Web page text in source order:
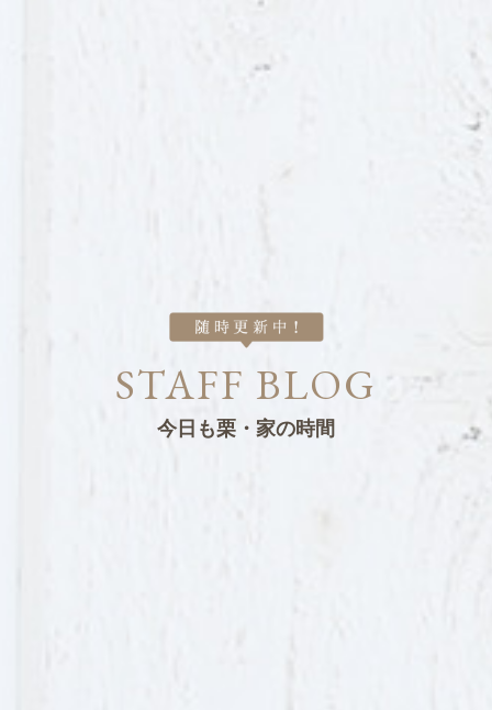
STAFF BLOG
今日も栗・家の時間